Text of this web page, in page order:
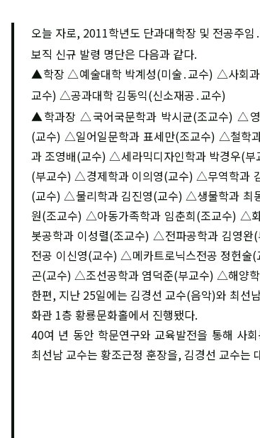
오늘 자로, 2011학년도 단과대학장 및 전공주임 ․
보직 신규 발령 명단은 다음과 같다.
▲학장 △예술대학 박계성(미술․교수) △사회
교수) △공과대학 김동익(신소재공 ․교수)
▲학과장 △국어국문학과 박시균(조교수) △영
(교수) △일어일문학과 표세만(조교수) △철학
과 조영배(교수) △세라믹디자인학과 박경우(
(부교수) △경제학과 이의영(교수) △무역학과
(교수) △물리학과 김진영(교수) △생물학과 최
원(조교수) △아동가족학과 임춘희(조교수) △
봇공학과 이성렬(조교수) △전파공학과 김영
전공 이신영(교수) △메카트로닉스전공 정헌
곤(교수) △조선공학과 염덕준(부교수) △해양
한편, 지난 25일에는 김경선 교수(음악)와 최선
화관 1층 황룡문화홀에서 진행됐다.
40여 년 동안 학문연구와 교육발전을 통해 사
최선남 교수는 황조근정 훈장을, 김경선 교수는